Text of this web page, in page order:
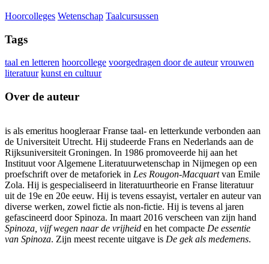
Hoorcolleges Wetenschap Taalcursussen
Tags
taal en letteren hoorcollege voorgedragen door de auteur vrouwen
literatuur kunst en cultuur
Over de auteur
is als emeritus hoogleraar Franse taal- en letterkunde verbonden aan
de Universiteit Utrecht. Hij studeerde Frans en Nederlands aan de
Rijksuniversiteit Groningen. In 1986 promoveerde hij aan het
Instituut voor Algemene Literatuurwetenschap in Nijmegen op een
proefschrift over de metaforiek in Les Rougon-Macquartvan Emile
Zola. Hij is gespecialiseerd in literatuurtheorie en Franse literatuur
uit de 19e en 20e eeuw. Hij is tevens essayist, vertaler en auteur van
diverse werken, zowel fictie als non-fictie. Hij is tevens al jaren
gefascineerd door Spinoza. In maart 2016 verscheen van zijn hand
Spinoza, vijf wegen naar de vrijheid en het compacte De essentie
van Spinoza. Zijn meest recente uitgave is De gek als medemens.